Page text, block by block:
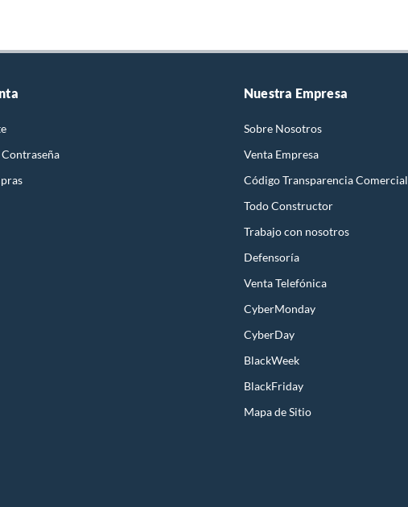
Nuestra Empresa
Sobre Nosotros
Venta Empresa
Código Transparencia Comercial
Todo Constructor
Trabajo con nosotros
Defensoría
Venta Telefónica
CyberMonday
CyberDay
BlackWeek
BlackFriday
Mapa de Sitio